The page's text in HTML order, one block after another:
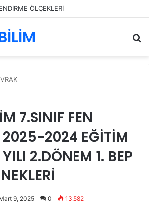
ÖLÇEKLERİ
...
7.SINIF FEN
2025-2024 EĞİTİM
2.DÖNEM 1. BEP
Mart 9, 2025 0 13.582